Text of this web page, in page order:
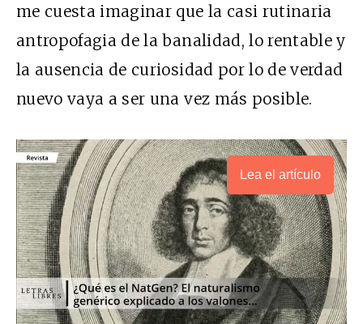
me cuesta imaginar que la casi rutinaria
antropofagia de la banalidad, lo rentable y
la ausencia de curiosidad por lo de verdad
nuevo vaya a ser una vez más posible.
Lea el artículo